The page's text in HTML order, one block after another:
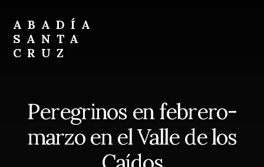
content
footer
ABADÍA
SANTA
CRUZ
Peregrinos en febrero-
marzo en el Valle de los